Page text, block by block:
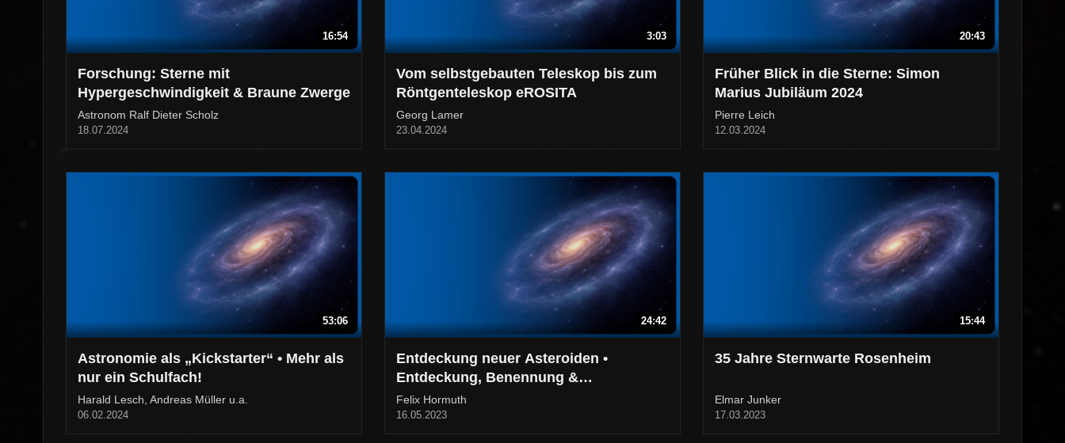
16:54
Forschung: Sterne mit
Hypergeschwindigkeit & Braune Zwerge
Astronom Ralf Dieter Scholz
18.07.2024
3:03
Vom selbstgebauten Teleskop bis zum
Röntgenteleskop eROSITA
Georg Lamer
23.04.2024
20:43
Früher Blick in die Sterne: Simon
Marius Jubiläum 2024
Pierre Leich
12.03.2024
53:06
Astronomie als „Kickstarter“ • Mehr als
nur ein Schulfach!
Harald Lesch, Andreas Müller u.a.
06.02.2024
24:42
Entdeckung neuer Asteroiden •
Entdeckung, Benennung &
Nummerierung
Felix Hormuth
16.05.2023
15:44
35 Jahre Sternwarte Rosenheim
Elmar Junker
17.03.2023